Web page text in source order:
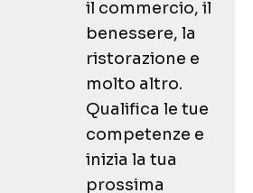
il commercio, il
benessere, la
ristorazione e
molto altro.
Qualifica le tue
competenze e
inizia la tua
prossima